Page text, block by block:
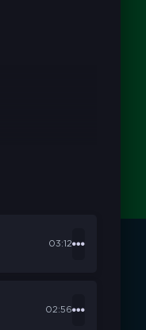
03:12
02:56